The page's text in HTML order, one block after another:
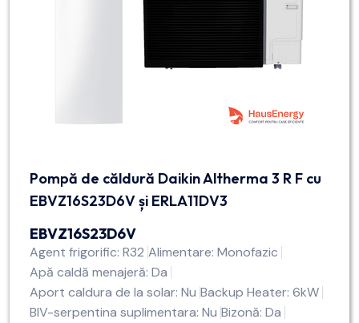
Pompă de căldură Daikin Altherma 3 R F cu
EBVZ16S23D6V și ERLA11DV3
EBVZ16S23D6V
Agent frigorific: R32 Alimentare: Monofazic
Apă caldă menajeră: Da
Aport caldura de la solar: Nu Backup Heater: 6kW
BIV-serpentina suplimentara: Nu Bizonă: Da